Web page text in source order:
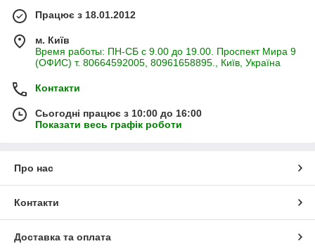
Працює з 18.01.2012
м. Київ
Время работы: ПН-СБ с 9.00 до 19.00. Проспект Мира 9
(ОФИС) т. 80664592005, 80961658895., Київ, Україна
Контакти
Сьогодні працює з 10:00 до 16:00
Показати весь графік роботи
Про нас
Контакти
Доставка та оплата